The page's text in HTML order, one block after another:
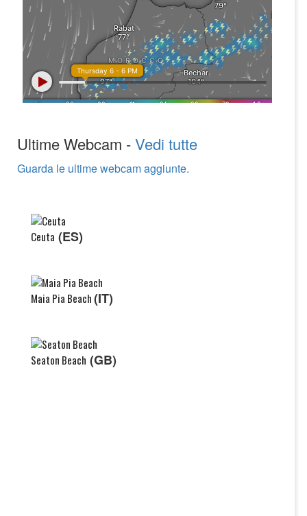
Ultime Webcam -Vedi tutte
Guarda le ultime webcam aggiunte.
Ceuta (ES)
Maia Pia Beach(IT)
Seaton Beach (GB)